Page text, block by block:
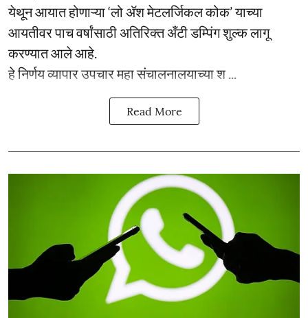
येथून आयात होणाऱ्या ‘लो ॲश मेटलर्जिकल कोक’ याच्या
आयतीवर पाच वर्षांसाठी अतिरिक्त अँटी डम्पिंग शुल्क लागू
करण्यात आले आहे.
हे निर्णय व्यापार उपचार महा संचालनालयाच्या श ...
Read More